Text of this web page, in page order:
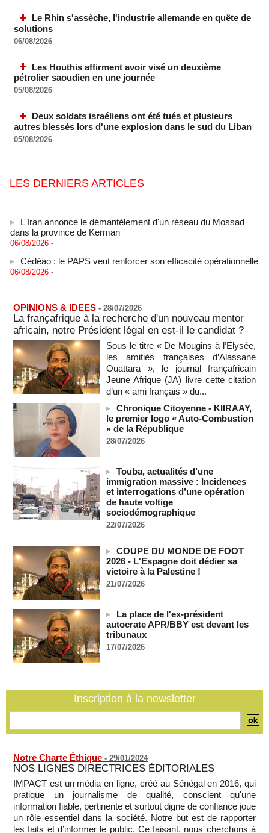
Le Rhin s'assèche, l'industrie allemande en quête de
solutions
06/08/2026
Les Houthis affirment avoir visé un deuxième
pétrolier saoudien en une journée
05/08/2026
Deux soldats israéliens ont été tués et plusieurs
autres blessés lors d'une explosion dans le sud du Liban
05/08/2026
LES DERNIERS ARTICLES
dans la province de Kerman
06/08/2026 -
06/08/2026
L'armée nigériane obtient une hausse salariale historique
Au Nigeria, plus de 300 victimes d’enlèvements ont été
libérées
06/08/2026 -
Au Nigeria, plus de 300 victimes d’enlèvements ont été
libérées
06/08/2026 -
Soutenir l’intégrité de l’information à Sao Tomé-et-Principe à
06/08/2026 -
Taïwan bloque un pont stratégique lors de la simulation d'une
invasion par la Chine
06/08/2026 -
Les Bourses mondiales suspendues au Moyen-Orient,
records en Europe
06/08/2026
Soudan du Sud : Les avocats de Riek Machar sollicitent un
accès à leur client avant la prochaine audience
France-Algérie: l'affaire Mehdi Laribi relance la coopération
policière contre le narcotrafic
06/08/2026 -
Guinée : l'absence du président Doumbouya ravive les
tensions politiques
Bénin: le nouveau Sénat élit son premier président
06/08/2026 -
La Centrafrique et le Cameroun apaisent les tensions après
un incident frontalier
OPINIONS & IDEES - 28/07/2026
La françafrique à la recherche d'un nouveau mentor
africain, notre Président légal en est-il le candidat ?
Sous le titre « De Mougins à l’Elysée,
les amitiés françaises d’Alassane
Ouattara », le journal françafricain
Jeune Afrique (JA) livre cette citation
d’un « ami français » du...
Chronique Citoyenne - KIIRAAY,
le premier logo « Auto-Combustion
» de la République
28/07/2026
Touba, actualités d’une
immigration massive : Incidences
et interrogations d’une opération
de haute voltige
sociodémographique
22/07/2026
COUPE DU MONDE DE FOOT
2026 - L'Espagne doit dédier sa
victoire à la Palestine !
21/07/2026
La place de l'ex-président
autocrate APR/BBY est devant les
tribunaux
17/07/2026
Inscription à la newsletter
Notre Charte Éthique - 29/01/2024
NOS LIGNES DIRECTRICES ÉDITORIALES
IMPACT est un média en ligne, créé au Sénégal en 2016, qui
pratique un journalisme de qualité, conscient qu'une
information fiable, pertinente et surtout digne de confiance joue
un rôle essentiel dans la société. Notre but est de rapporter
les faits et d’informer le public. Ce faisant, nous cherchons à